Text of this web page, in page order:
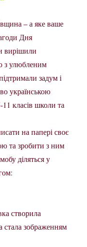
– а яке ваше
Дня
вирішили
з улюбленим
задум і
українською
класів школи та
на папері своє
та зробити з ним
діляться у
створила
стала зображенням